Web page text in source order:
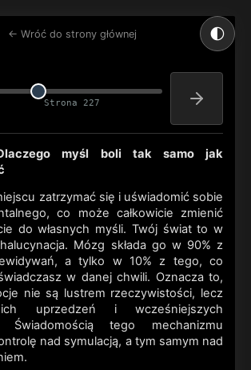
🌓
← Wróć do strony głównej
Strona 227
myśl boli tak samo jak
zatrzymać się i uświadomić sobie
co może całkowicie zmienić
do własnych myśli. Twój świat to w
Mózg składa go w 90% z
a tylko w 10% z tego, co
w danej chwili. Oznacza to,
nie są lustrem rzeczywistości, lecz
uprzedzeń i wcześniejszych
Świadomością tego mechanizmu
nad symulacją, a tym samym nad